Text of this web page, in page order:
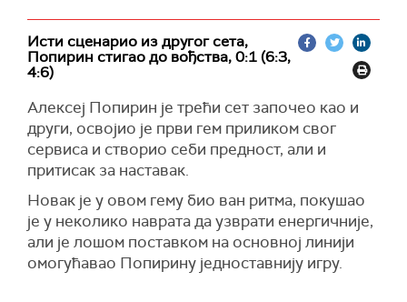
Исти сценарио из другог сета,
Попирин стигао до вођства, 0:1 (6:3,
4:6)
Алексеј Попирин је трећи сет започео као и
други, освојио је први гем приликом свог
сервиса и створио себи предност, али и
притисак за наставак.
Новак је у овом гему био ван ритма, покушао
је у неколико наврата да узврати енергичније,
али је лошом поставком на основној линији
омогућавао Попирину једноставнију игру.